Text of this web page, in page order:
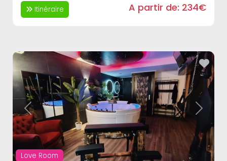
Itinéraire A partir de: 234€
Love Room
Previous Next